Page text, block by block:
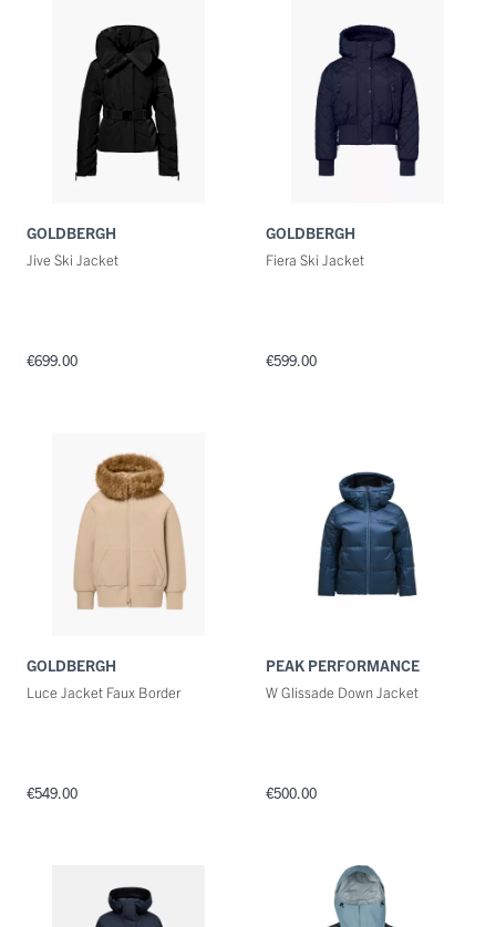
GOLDBERGH
Jive Ski Jacket
€699.00
GOLDBERGH
Fiera Ski Jacket
€599.00
GOLDBERGH
Luce Jacket Faux Border
€549.00
PEAK PERFORMANCE
W Glissade Down Jacket
€500.00